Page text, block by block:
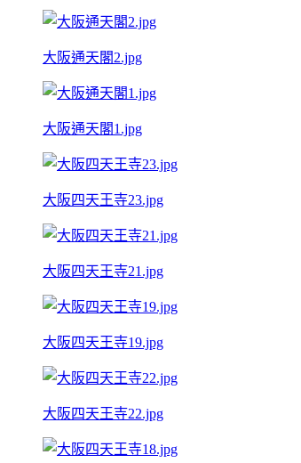
大阪通天閣2.jpg
大阪通天閣1.jpg
大阪四天王寺23.jpg
大阪四天王寺21.jpg
大阪四天王寺19.jpg
大阪四天王寺22.jpg